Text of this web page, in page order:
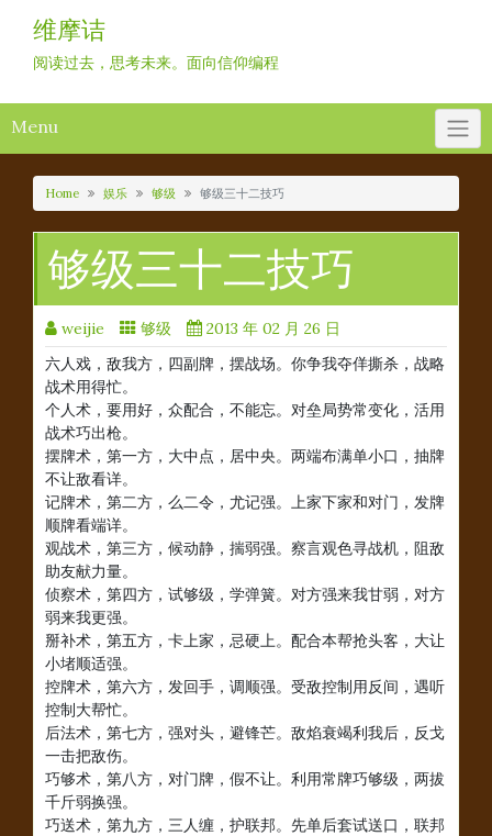
content
维摩诘
阅读过去，思考未来。面向信仰编程
Menu
Home 娱乐 够级 够级三十二技巧
够级三十二技巧
weijie 够级
2013 年 02 月 26 日
六人戏，敌我方，四副牌，摆战场。你争我夺佯撕杀，战略
战术用得忙。
个人术，要用好，众配合，不能忘。对垒局势常变化，活用
战术巧出枪。
摆牌术，第一方，大中点，居中央。两端布满单小口，抽牌
不让敌看详。
记牌术，第二方，么二令，尤记强。上家下家和对门，发牌
顺牌看端详。
观战术，第三方，候动静，揣弱强。察言观色寻战机，阻敌
助友献力量。
侦察术，第四方，试够级，学弹簧。对方强来我甘弱，对方
弱来我更强。
掰补术，第五方，卡上家，忌硬上。配合本帮抢头客，大让
小堵顺适强。
控牌术，第六方，发回手，调顺强。受敌控制用反间，遇听
控制大帮忙。
后法术，第七方，强对头，避锋芒。敌焰衰竭利我后，反戈
一击把敌伤。
巧够术，第八方，对门牌，假不让。利用常牌巧够级，两拔
千斤弱换强。
巧送术，第九方，三人缠，护联邦。先单后套试送口，联邦